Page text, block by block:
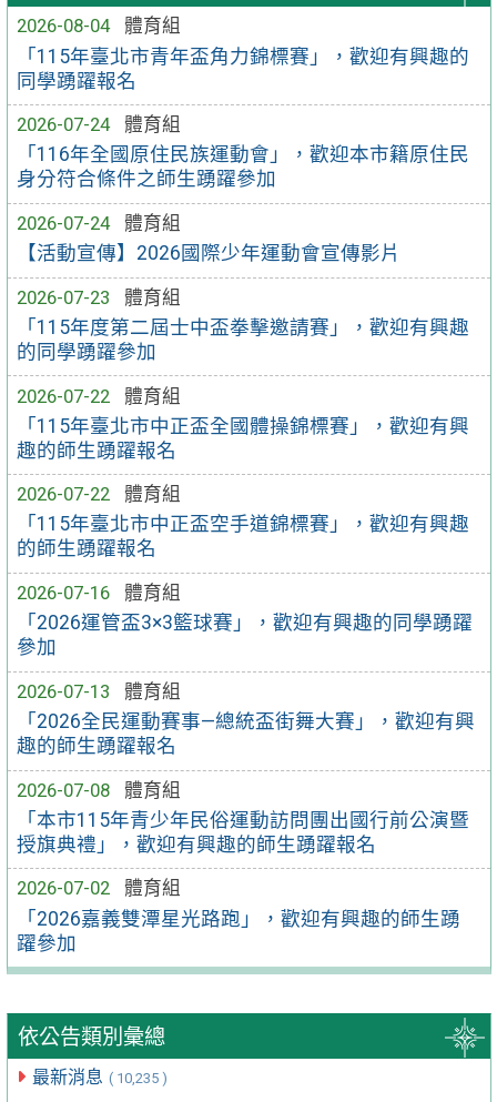
2026-08-04
體育組
「115年臺北市青年盃角力錦標賽」，歡迎有興趣的
同學踴躍報名
2026-07-24
體育組
「116年全國原住民族運動會」，歡迎本市籍原住民
身分符合條件之師生踴躍參加
2026-07-24
體育組
【活動宣傳】2026國際少年運動會宣傳影片
2026-07-23
體育組
「115年度第二屆士中盃拳擊邀請賽」，歡迎有興趣
的同學踴躍參加
2026-07-22
體育組
「115年臺北市中正盃全國體操錦標賽」，歡迎有興
趣的師生踴躍報名
2026-07-22
體育組
「115年臺北市中正盃空手道錦標賽」，歡迎有興趣
的師生踴躍報名
2026-07-16
體育組
「2026運管盃3×3籃球賽」，歡迎有興趣的同學踴躍
參加
2026-07-13
體育組
「2026全民運動賽事—總統盃街舞大賽」，歡迎有興
趣的師生踴躍報名
2026-07-08
體育組
「本市115年青少年民俗運動訪問團出國行前公演暨
授旗典禮」，歡迎有興趣的師生踴躍報名
2026-07-02
體育組
「2026嘉義雙潭星光路跑」，歡迎有興趣的師生踴
躍參加
依公告類別彙總
最新消息 ( 10,235 )